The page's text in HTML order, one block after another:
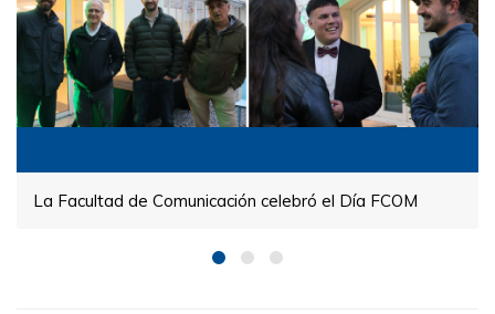
La Facultad de Comunicación celebró el Día FCOM